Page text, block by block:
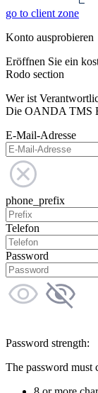
go to client zone
Konto ausprobieren
Eröffnen Sie ein
Rodo section
Wer ist
Die OANDA TMS
E-Mail-Adresse
phone_prefix
Telefon
Password
Password strength:
The password must